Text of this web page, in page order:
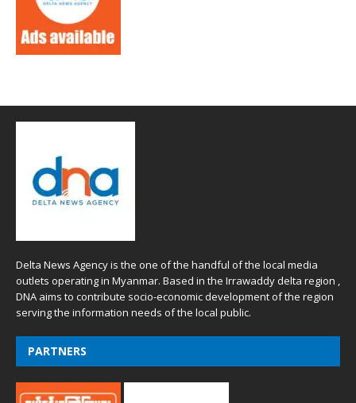
Delta News Agency is the one of the handful of the local media
outlets operating in Myanmar. Based in the Irrawaddy delta region ,
DNA aims to contribute socio-economic development of the region
serving the information needs of the local public.
PARTNERS